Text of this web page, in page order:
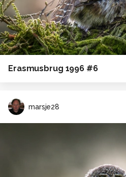
Erasmusbrug 1996 #6
marsje28